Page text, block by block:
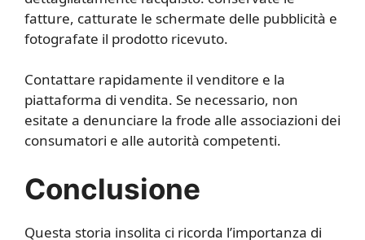
fatture, catturate le schermate delle pubblicità e
fotografate il prodotto ricevuto.
Contattare rapidamente il venditore e la
piattaforma di vendita. Se necessario, non
esitate a denunciare la frode alle associazioni dei
consumatori e alle autorità competenti.
Conclusione
Questa storia insolita ci ricorda l’importanza di